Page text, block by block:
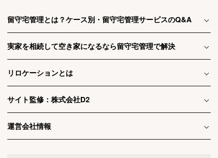
留守宅管理とは？ケース別・留守宅管理サービスのQ&A
実家を相続して空き家になるなら留守宅管理で解決
リロケーションとは
サイト監修：株式会社D2
運営会社情報